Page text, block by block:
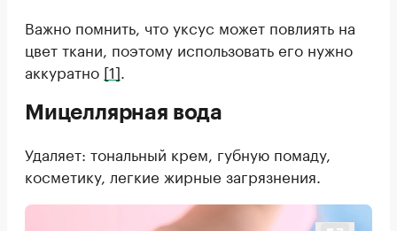
Важно помнить, что уксус может повлиять на
цвет ткани, поэтому использовать его нужно
аккуратно [1]
Мицеллярная вода
Удаляет: тональный крем, губную помаду,
косметику, легкие жирные загрязнения.